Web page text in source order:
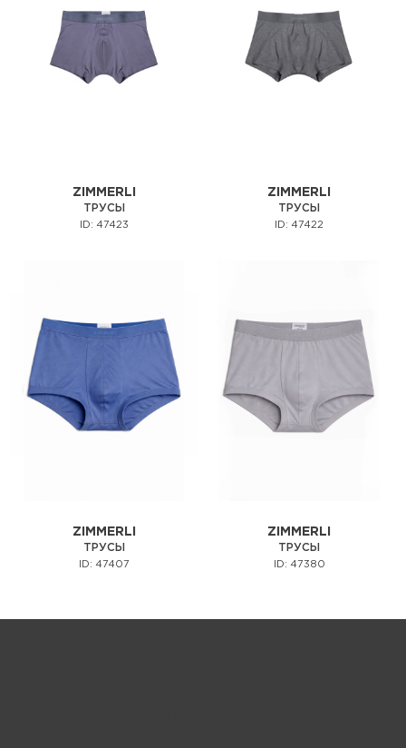
ZIMMERLI
ТРУСЫ
ID: 47423
ZIMMERLI
ТРУСЫ
ID: 47422
ZIMMERLI
ТРУСЫ
ID: 47407
ZIMMERLI
ТРУСЫ
ID: 47380